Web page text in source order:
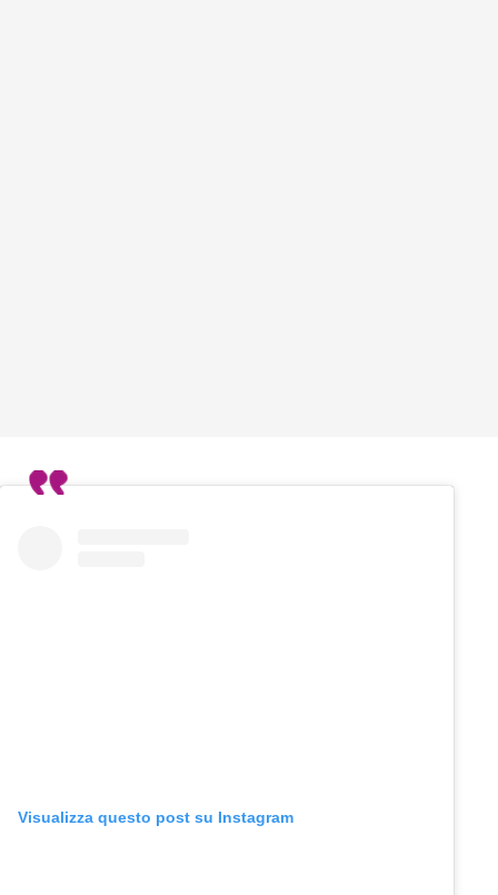
Visualizza questo post su Instagram